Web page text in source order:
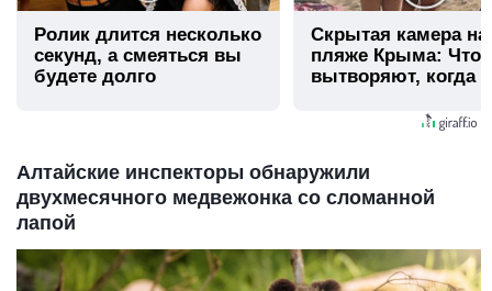
Ролик длится несколько
секунд, а смеяться вы
будете долго
Скрытая камера на
пляже Крыма: Что
вытворяют, когда
Алтайские инспекторы обнаружили
двухмесячного медвежонка со сломанной
лапой